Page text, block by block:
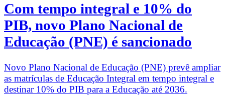
Com tempo integral e 10% do
PIB, novo Plano Nacional de
Educação (PNE) é sancionado
Novo Plano Nacional de Educação (PNE) prevê ampliar
as matrículas de Educação Integral em tempo integral e
destinar 10% do PIB para a Educação até 2036.